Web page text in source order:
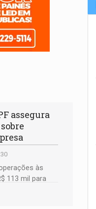
assegura
às
113 mil para